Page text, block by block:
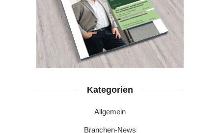
Kategorien
Allgemein
Branchen-News